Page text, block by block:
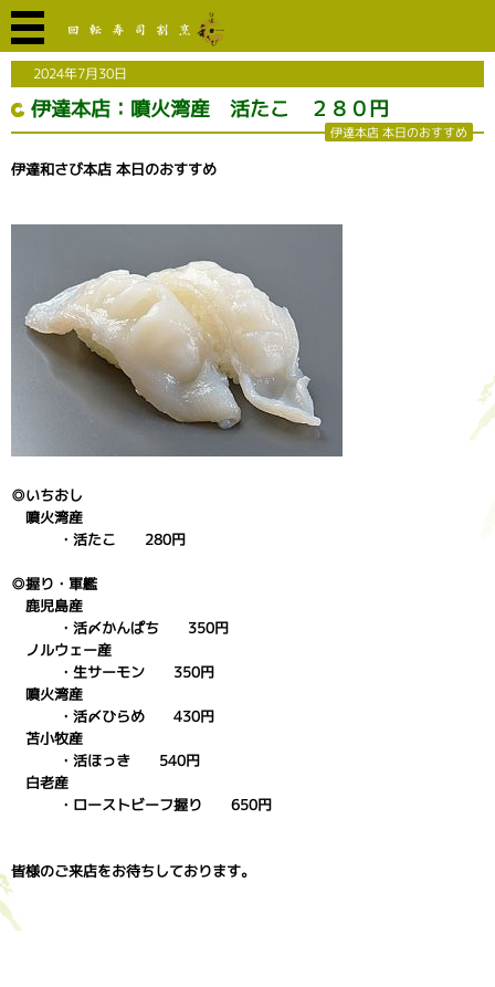
2024年7月30日
伊達本店：噴火湾産 活たこ ２８０円
伊達本店 本日のおすすめ
伊達和さび本店 本日のおすすめ
◎いちおし
噴火湾産
・活たこ 280円
◎握り・軍艦
鹿児島産
・活〆かんぱち 350円
ノルウェー産
・生サーモン 350円
噴火湾産
・活〆ひらめ 430円
苫小牧産
・活ほっき 540円
白老産
・ローストビーフ握り 650円
皆様のご来店をお待ちしております。